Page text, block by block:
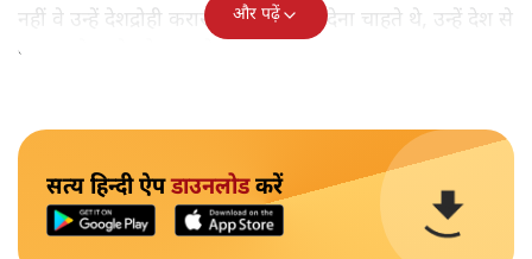
एफआईआर दर्ज की गई। छात्रों को देशद्रोही कहा गया। वैसे ही नारे
अब सवर्ण प्रदर्शनकारी पूरे देश में लगा रहे हैं तो चुप्पी है। कोई संज्ञान
विश्वविद्यालय अनुदान आयोग द्वारा कमज़ोर
वर्गों की सुरक्षा के लिए
लागू किए गए नियमों का विरोध करने वाले अब वे नारे लगा रहे हैं,